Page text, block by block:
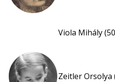
Viola Mihály
Zeitler Orsolya